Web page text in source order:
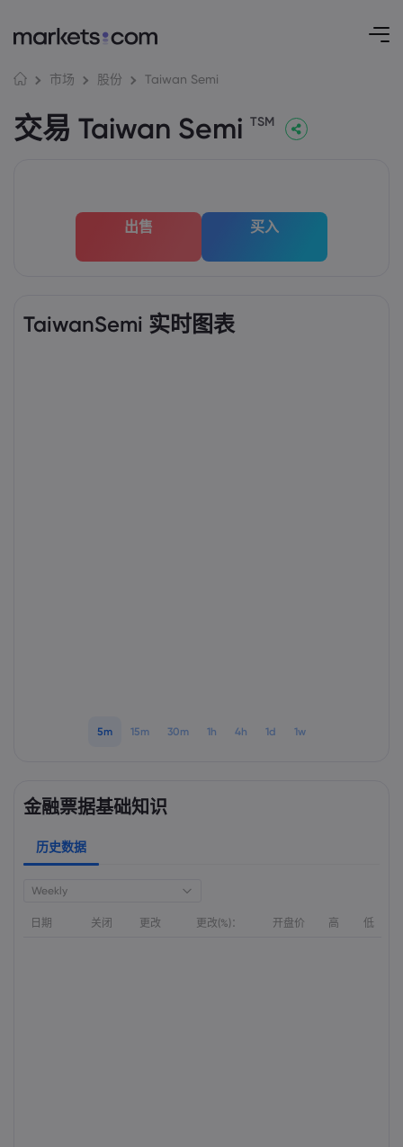
市场 股份 Taiwan Semi
交易 Taiwan Semi TSM
出售 买入
TaiwanSemi 实时图表
5m 15m 30m 1h 4h 1d 1w
金融票据基础知识
历史数据
Weekly
日期 关闭 更改 更改(%)： 开盘价 高 低